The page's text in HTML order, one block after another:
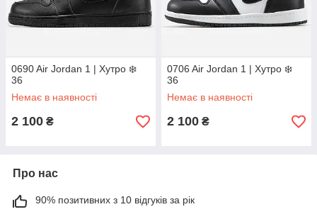
0690 Air Jordan 1 | Хутро ❄️
36
Немає в наявності
2 100 ₴
0706 Air Jordan 1 | Хутро ❄️
36
Немає в наявності
2 100 ₴
Про нас
90% позитивних з 10 відгуків за рік